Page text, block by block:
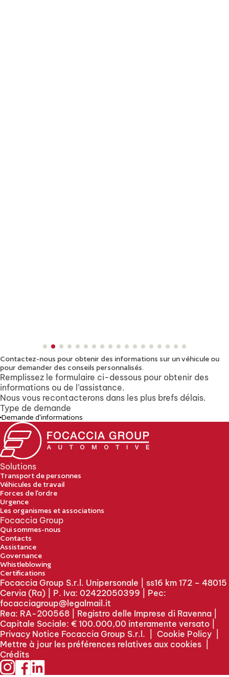
Contactez-nous pour obtenir des informations sur un véhicule ou
pour demander des conseils personnalisés.
Remplissez le formulaire ci-dessous pour obtenir des
informations ou de l’assistance.
Nous vous recontacterons dans les plus brefs délais.
Type de demande
Demande d'informations
Solutions
Transport de personnes
Véhicules de travail
Forces de l’ordre
Urgence
Les organismes et associations
Focaccia Group
Qui sommes-nous
Contacts
Assistance
Governance
Whistleblowing
Certifications
Focaccia Group S.r.l. Unipersonale | ss16 km 172 – 48015
Cervia (Ra) | P. Iva: 02422050399 | Pec:
focacciagroup@legalmail.it
Rea: RA-200568 | Registro delle Imprese di Ravenna |
Capitale Sociale: € 100.000,00 interamente versato |
Privacy Notice Focaccia Group S.r.l.
Cookie Policy
Mettre à jour les préférences relatives aux cookies
Crédits